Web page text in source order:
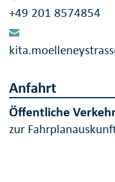
+49 201 8574854
Anfahrt
Öffentliche
zur